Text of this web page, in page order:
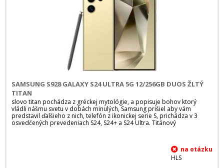
SAMSUNG S928 GALAXY S24 ULTRA 5G 12/256GB DUOS ŽLTÝ
TITAN
slovo titan pochádza z gréckej mytológie, a popisuje bohov ktorý
vládli nášmu svetu v dobách minulých, Samsung prišiel aby vám
predstavil ďalšieho z nich, telefón z ikonickej serie S, prichádza v 3
osvedčených prevedeniach S24, S24+ a S24 Ultra. Titánový
HLS